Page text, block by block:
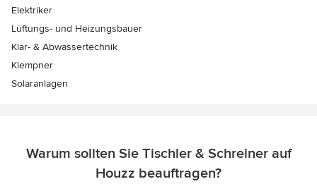
Elektriker
Lüftungs- und Heizungsbauer
Klär- & Abwassertechnik
Klempner
Solaranlagen
Warum sollten Sie Tischler & Schreiner auf
Houzz beauftragen?